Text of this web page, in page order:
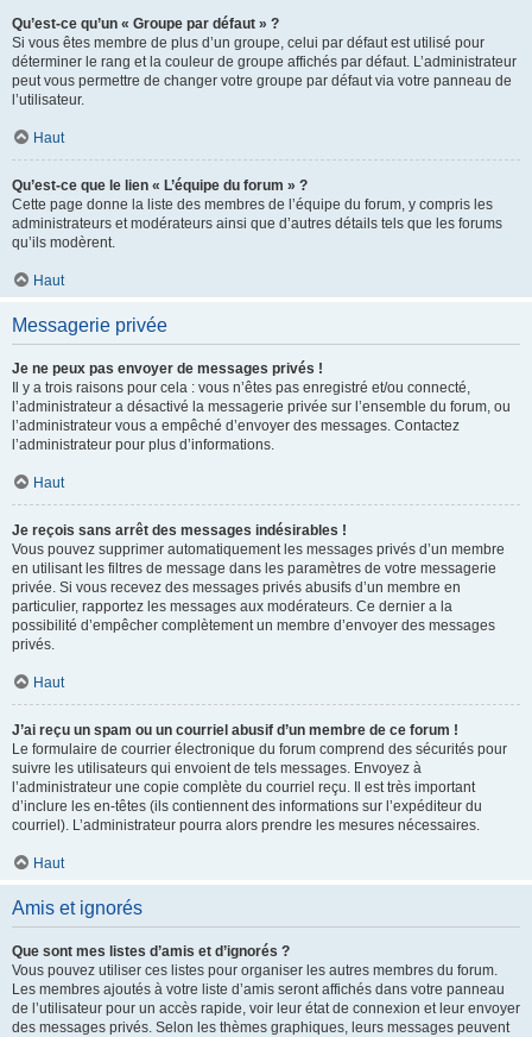
Qu’est-ce qu’un « Groupe par défaut » ?
Si vous êtes membre de plus d’un groupe, celui par défaut est utilisé pour
déterminer le rang et la couleur de groupe affichés par défaut. L’administrateur
peut vous permettre de changer votre groupe par défaut via votre panneau de
l’utilisateur.
Haut
Qu’est-ce que le lien « L’équipe du forum » ?
Cette page donne la liste des membres de l’équipe du forum, y compris les
administrateurs et modérateurs ainsi que d’autres détails tels que les forums
qu’ils modèrent.
Haut
Messagerie privée
Je ne peux pas envoyer de messages privés !
Il y a trois raisons pour cela : vous n’êtes pas enregistré et/ou connecté,
l’administrateur a désactivé la messagerie privée sur l’ensemble du forum, ou
l’administrateur vous a empêché d’envoyer des messages. Contactez
l’administrateur pour plus d’informations.
Haut
Je reçois sans arrêt des messages indésirables !
Vous pouvez supprimer automatiquement les messages privés d’un membre
en utilisant les filtres de message dans les paramètres de votre messagerie
privée. Si vous recevez des messages privés abusifs d’un membre en
particulier, rapportez les messages aux modérateurs. Ce dernier a la
possibilité d’empêcher complètement un membre d’envoyer des messages
privés.
Haut
J’ai reçu un spam ou un courriel abusif d’un membre de ce forum !
Le formulaire de courrier électronique du forum comprend des sécurités pour
suivre les utilisateurs qui envoient de tels messages. Envoyez à
l’administrateur une copie complète du courriel reçu. Il est très important
d’inclure les en-têtes (ils contiennent des informations sur l’expéditeur du
courriel). L’administrateur pourra alors prendre les mesures nécessaires.
Haut
Amis et ignorés
Que sont mes listes d’amis et d’ignorés ?
Vous pouvez utiliser ces listes pour organiser les autres membres du forum.
Les membres ajoutés à votre liste d’amis seront affichés dans votre panneau
de l’utilisateur pour un accès rapide, voir leur état de connexion et leur envoyer
des messages privés. Selon les thèmes graphiques, leurs messages peuvent